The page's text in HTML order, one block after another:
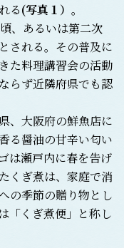
る(写真１ ） 。
、あるいは第二次
される。その普及に
た料理講習会の活動
らず近隣府県でも認
、大阪府の鮮魚店に
る醤油の甘辛い匂い
は瀬戸内に春を告げ
くぎ煮は、家庭で消
の季節の贈り物とし
「くぎ煮便」と称し